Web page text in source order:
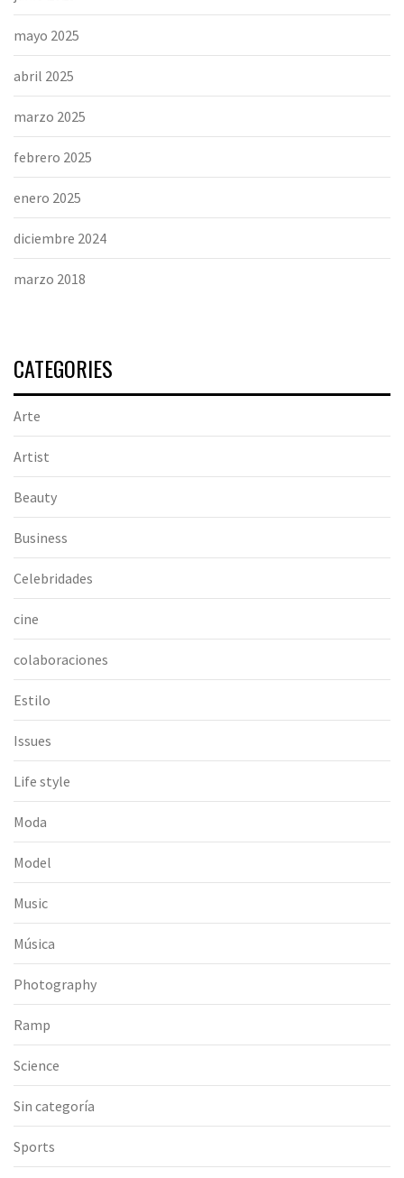
mayo 2025
abril 2025
marzo 2025
febrero 2025
enero 2025
diciembre 2024
marzo 2018
CATEGORIES
Arte
Artist
Beauty
Business
Celebridades
cine
colaboraciones
Estilo
Issues
Life style
Moda
Model
Music
Música
Photography
Ramp
Science
Sin categoría
Sports